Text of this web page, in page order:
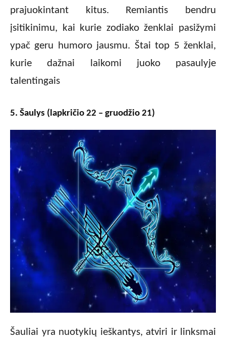
prajuokintant kitus. Remiantis bendru
įsitikinimu, kai kurie zodiako ženklai pasižymi
ypač geru humoro jausmu. Štai top 5 ženklai,
kurie dažnai laikomi juoko pasaulyje
talentingais
5. Šaulys (lapkričio 22 – gruodžio 21)
Šauliai yra nuotykių ieškantys, atviri ir linksmai